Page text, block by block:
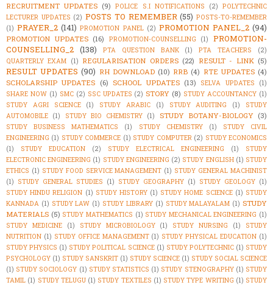
RECRUITMENT UPDATES (9) POLICE S.I NOTIFICATIONS (2) POLYTECHNIC
LECTURER UPDATES (2) POSTS TO REMEMBER (55) POSTS-TO-REMEMBER
(1) PRAYER_2 (141) PROMOTION PANEL (2) PROMOTION PANEL_2 (94)
PROMOTION UPDATES (16) PROMOTION-COUNSELLING (1)
PROMOTION-
COUNSELLING_2 (138) PTA QUESTION BANK (1) PTA TEACHERS
(2)
QUARTERLY EXAM (1) REGULARISATION ORDERS (22) RESULT - LINK (5)
RESULT UPDATES (90) RH DOWNLOAD (10) RRB (4) RTE UPDATES (4)
SCHOLARSHIP UPDATES (6) SCHOOL UPDATES (13) SELVA UPDATES
(1)
SHARE NOW (1) SMC (2) SSC UPDATES (2) STORY (8) STUDY ACCOUNTANCY (1)
STUDY AGRI SCIENCE
(1) STUDY ARABIC (1) STUDY AUDITING (1)
STUDY
AUTOMOBILE (1) STUDY BIO CHEMISTRY (1) STUDY BOTANY-BIOLOGY (3)
STUDY BUSINESS MATHEMATICS (1) STUDY CHEMISTRY (1)
STUDY CIVIL
ENGINEERING (1) STUDY COMMERCE (1) STUDY COMPUTER (2) STUDY ECONOMICS
(1)
STUDY EDUCATION (2) STUDY ELECTRICAL ENGINEERING (1)
STUDY
ELECTRONIC ENGINEERING (1) STUDY ENGINEERING (2) STUDY ENGLISH (1) STUDY
ETHICS (1) STUDY FOOD SERVICE MANAGEMENT (1) STUDY GENERAL MACHINIST
(1) STUDY GENERAL STUDIES (1) STUDY GEOGRAPHY (1) STUDY GEOLOGY (1)
STUDY HINDU RELIGION (1) STUDY HISTORY (1) STUDY HOME SCIENCE (1) STUDY
KANNADA (1) STUDY LAW (1) STUDY LIBRARY (1) STUDY MALAYALAM (1) STUDY
MATERIALS (5) STUDY MATHEMATICS (1) STUDY MECHANICAL ENGINEERING (1)
STUDY MEDICINE
(1) STUDY MICROBIOLOGY (1) STUDY NURSING (1)
STUDY
NUTRITION (1) STUDY OFFICE MANAGEMENT (1) STUDY PHYSICAL EDUCATION (1)
STUDY PHYSICS (1) STUDY POLITICAL SCIENCE (1) STUDY POLYTECHNIC (1) STUDY
PSYCHOLOGY (1) STUDY SANSKRIT (1) STUDY SCIENCE (1) STUDY SOCIAL SCIENCE
(1) STUDY SOCIOLOGY (1) STUDY STATISTICS (1) STUDY STENOGRAPHY (1) STUDY
TAMIL (1) STUDY TELUGU (1) STUDY TEXTILES (1) STUDY TYPE WRITING (1) STUDY